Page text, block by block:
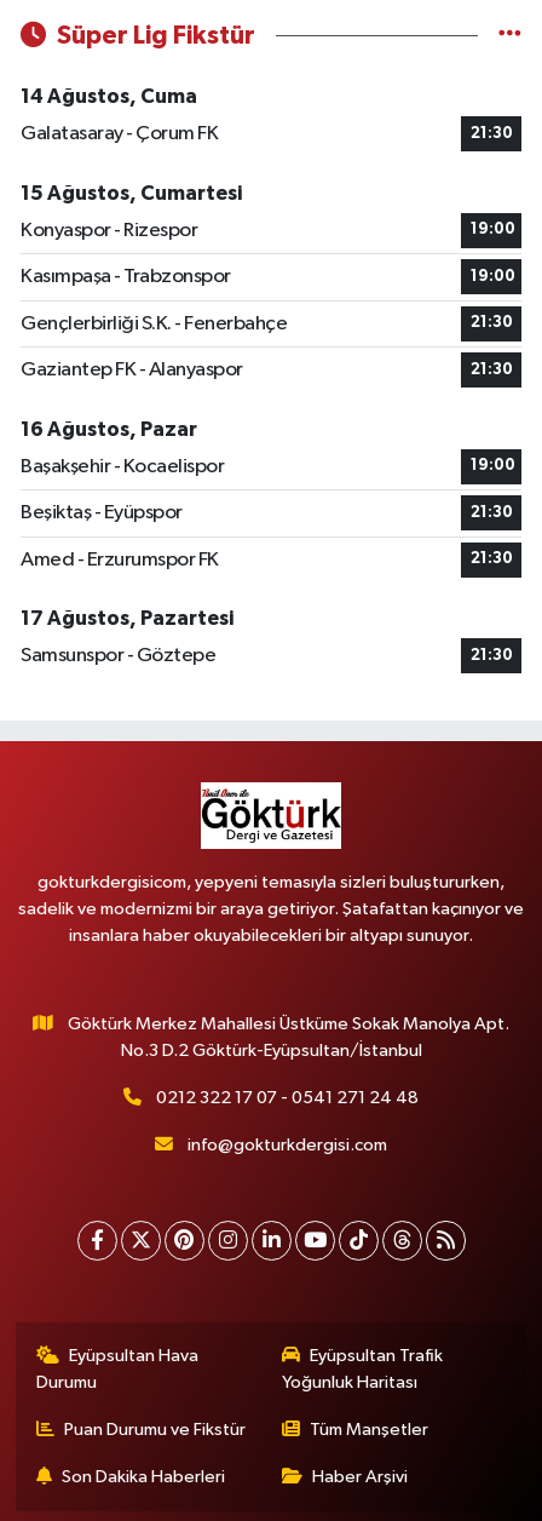
Süper Lig Fikstür
14 Ağustos, Cuma
Galatasaray - Çorum FK
21:30
15 Ağustos, Cumartesi
Konyaspor - Rizespor
19:00
Kasımpaşa - Trabzonspor 19:00
Gençlerbirliği S.K. - Fenerbahçe 21:30
Gaziantep FK - Alanyaspor 21:30
16 Ağustos, Pazar
Başakşehir - Kocaelispor
19:00
Beşiktaş - Eyüpspor 21:30
Amed - Erzurumspor FK 21:30
17 Ağustos, Pazartesi
Samsunspor - Göztepe
21:30
gokturkdergisicom, yepyeni temasıyla sizleri buluştururken,
sadelik ve modernizmi bir araya getiriyor. Şatafattan kaçınıyor ve
insanlara haber okuyabilecekleri bir altyapı sunuyor.
Göktürk Merkez Mahallesi Üstküme Sokak Manolya Apt.
No.3 D.2 Göktürk-Eyüpsultan/İstanbul
0212 322 17 07 - 0541 271 24 48
info@gokturkdergisi.com
Eyüpsultan Hava
Durumu
Eyüpsultan Trafik
Yoğunluk Haritası
Puan Durumu ve Fikstür Tüm Manşetler
Son Dakika Haberleri Haber Arşivi